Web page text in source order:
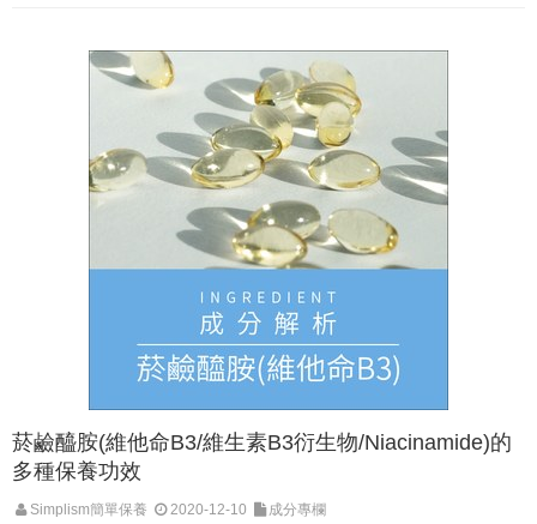
菸鹼醯胺(維他命B3/維生素B3衍生物/Niacinamide)的
多種保養功效
Simplism簡單保養 2020-12-10 成分專欄